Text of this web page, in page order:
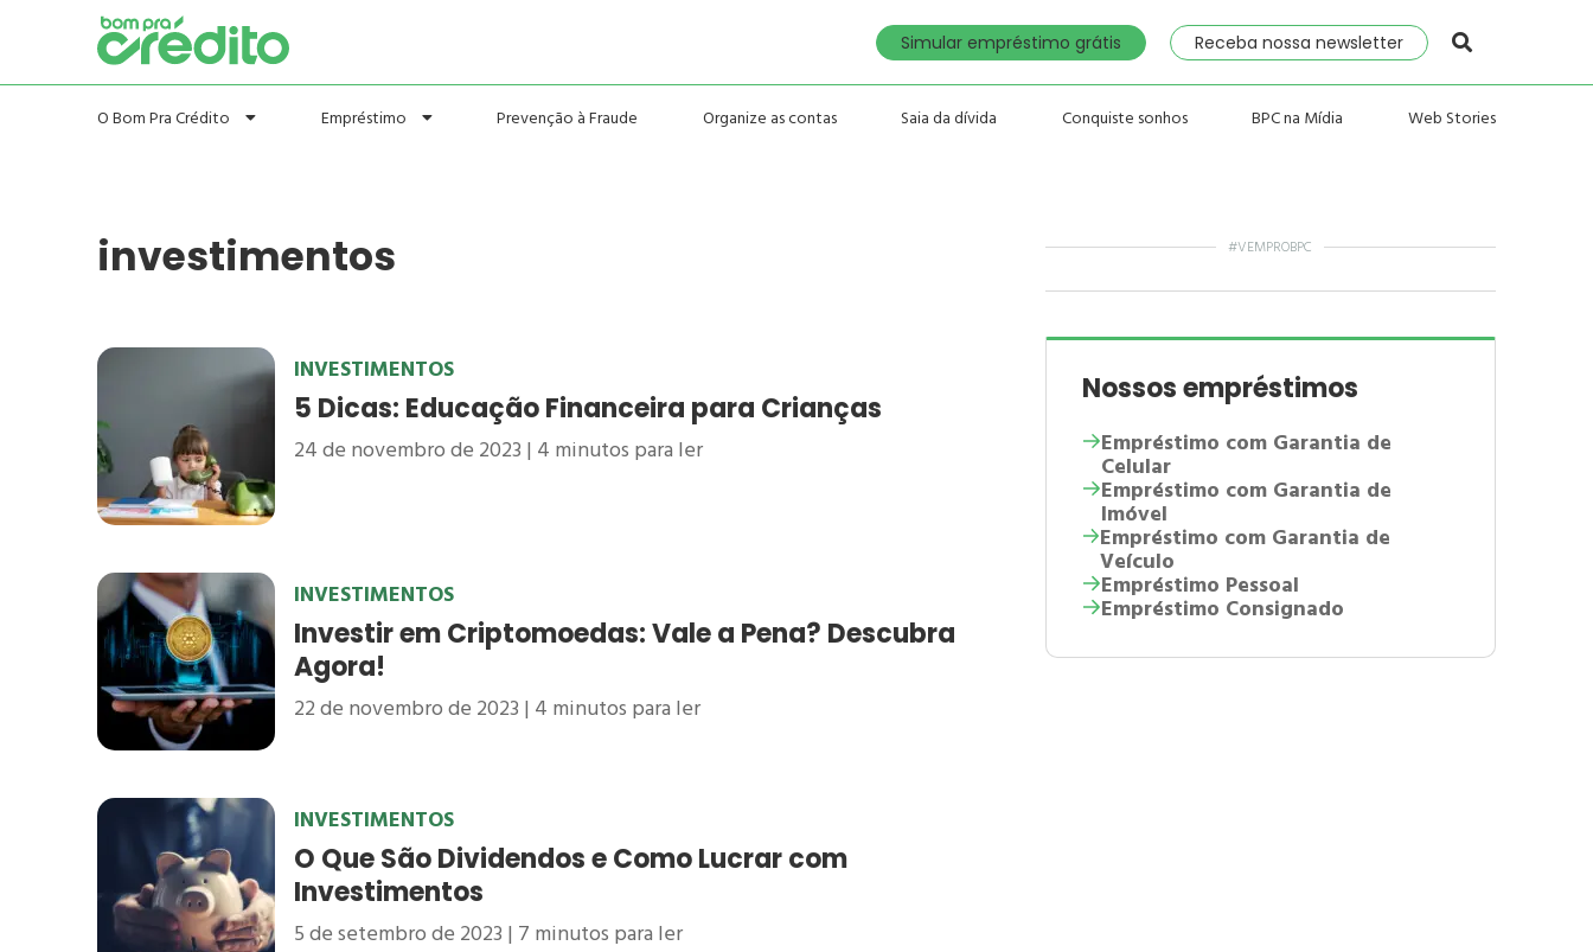
Simular empréstimo grátis Receba nossa newsletter
O Bom Pra Crédito Empréstimo Prevenção à Fraude Organize as contas Saia da dívida Conquiste sonhos BPC na Mídia Web Stories
investimentos
INVESTIMENTOS
5 Dicas: Educação Financeira para Crianças
24 de novembro de 2023 4 minutos para ler
INVESTIMENTOS
Investir em Criptomoedas: Vale a Pena? Descubra
Agora!
22 de novembro de 2023 4 minutos para ler
INVESTIMENTOS
O Que São Dividendos e Como Lucrar com
Investimentos
5 de setembro de 2023 7 minutos para ler
#VEMPROBPC
Nossos empréstimos
Empréstimo com Garantia de
Celular
Empréstimo com Garantia de
Imóvel
Empréstimo com Garantia de
Veículo
Empréstimo Pessoal
Empréstimo Consignado